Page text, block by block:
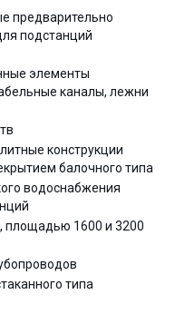
предварительно
подстанций
элементы
каналы, лежни
конструкции
балочного типа
водоснабжения
площадью 1600 и 3200
типа